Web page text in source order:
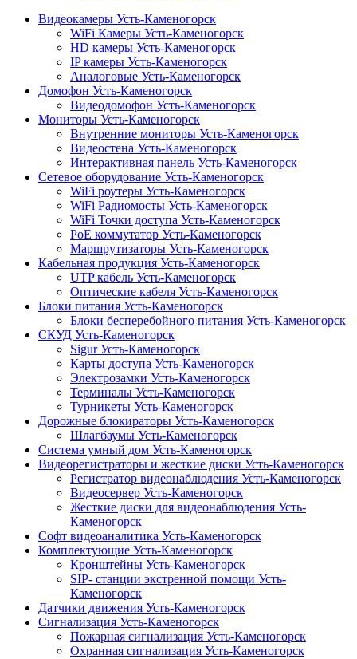
Видеокамеры Усть-Каменогорск
WiFi Камеры Усть-Каменогорск
HD камеры Усть-Каменогорск
IP камеры Усть-Каменогорск
Аналоговые Усть-Каменогорск
Домофон Усть-Каменогорск
Видеодомофон Усть-Каменогорск
Мониторы Усть-Каменогорск
Внутренние мониторы Усть-Каменогорск
Видеостена Усть-Каменогорск
Интерактивная панель Усть-Каменогорск
Сетевое оборудование Усть-Каменогорск
WiFi роутеры Усть-Каменогорск
WiFi Радиомосты Усть-Каменогорск
WiFi Точки доступа Усть-Каменогорск
PoE коммутатор Усть-Каменогорск
Маршрутизаторы Усть-Каменогорск
Кабельная продукция Усть-Каменогорск
UTP кабель Усть-Каменогорск
Оптические кабеля Усть-Каменогорск
Блоки питания Усть-Каменогорск
Блоки бесперебойного питания Усть-Каменогорск
СКУД Усть-Каменогорск
Sigur Усть-Каменогорск
Карты доступа Усть-Каменогорск
Электрозамки Усть-Каменогорск
Терминалы Усть-Каменогорск
Турникеты Усть-Каменогорск
Дорожные блокираторы Усть-Каменогорск
Шлагбаумы Усть-Каменогорск
Система умный дом Усть-Каменогорск
Видеорегистраторы и жесткие диски Усть-Каменогорск
Регистратор видеонаблюдения Усть-Каменогорск
Видеосервер Усть-Каменогорск
Жесткие диски для видеонаблюдения Усть-
Каменогорск
Софт видеоаналитика Усть-Каменогорск
Комплектующие Усть-Каменогорск
Кронштейны Усть-Каменогорск
SIP- станции экстренной помощи Усть-
Каменогорск
Датчики движения Усть-Каменогорск
Сигнализация Усть-Каменогорск
Пожарная сигнализация Усть-Каменогорск
Охранная сигнализация Усть-Каменогорск